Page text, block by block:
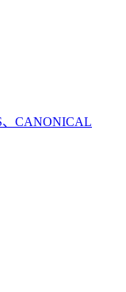
、CANONICAL